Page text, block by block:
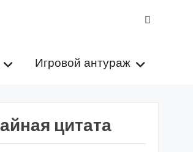
Игровой антураж
цитата